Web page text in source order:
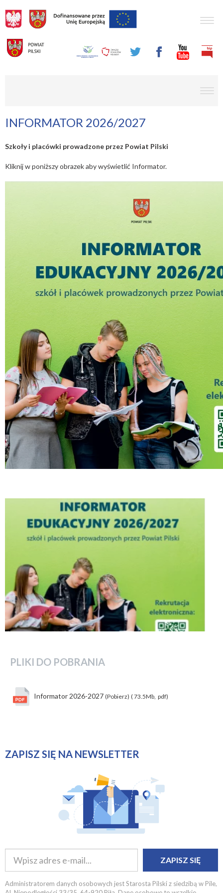
INFORMATOR 2026/2027
Szkoły i placówki prowadzone przez Powiat Pilski
Kliknij w poniższy obrazek aby wyświetlić Informator.
PLIKI DO POBRANIA
Informator 2026-2027 (Pobierz) ( 73.5Mb, pdf)
ZAPISZ SIĘ NA NEWSLETTER
ZAPISZ SIĘ
Administratorem danych osobowych jest Starosta Pilski z siedzibą w Pile,